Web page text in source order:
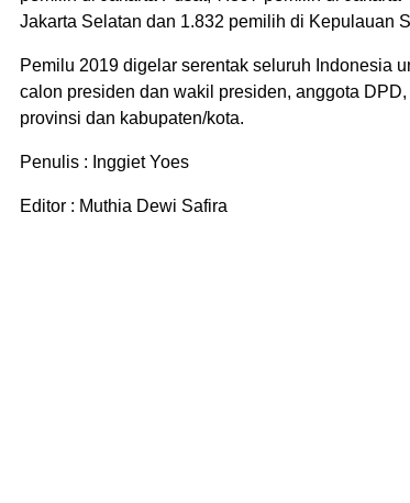
Jakarta Selatan dan 1.832 pemilih di Kepulauan
Pemilu 2019 digelar serentak seluruh Indonesia
calon presiden dan wakil presiden, anggota
provinsi dan kabupaten/kota.
Penulis : Inggiet Yoes
Editor : Muthia Dewi Safira